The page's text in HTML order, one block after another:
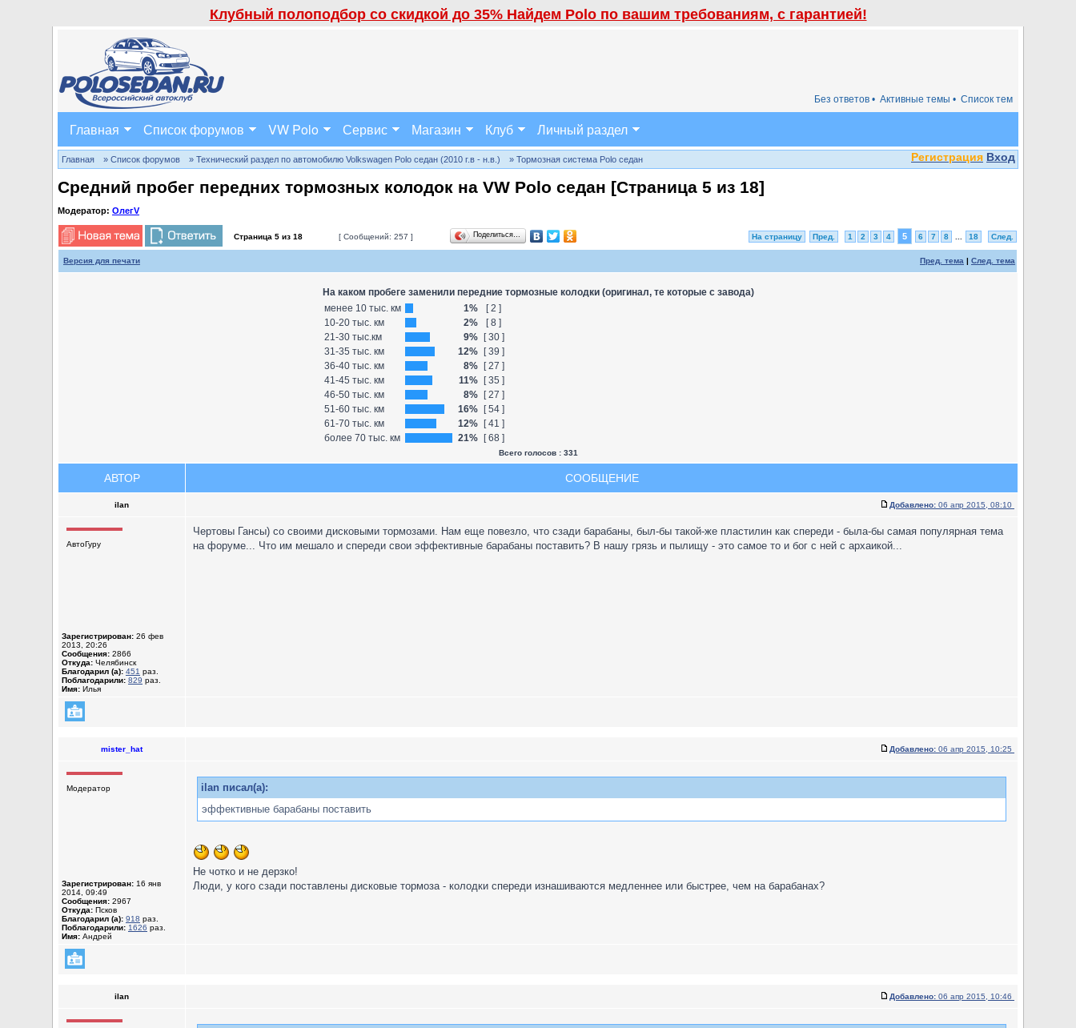
Клубный полоподбор со скидкой до 35% Найдем Polo по вашим требованиям, с гарантией!
Список тем
Активные темы •
Без ответов •
Главная Список форумов VW Polo Сервис Магазин Клуб Личный раздел
Регистрация Вход
Главная » Список форумов » Технический раздел по автомобилю Volkswagen Polo седан (2010 г.в - н.в.) » Тормозная система Polo седан
Средний пробег передних тормозных колодок на VW Polo седан [Страница 5 из 18]
Модератор: ОлегV
Страница 5 из 18 [ Сообщений: 257 ] Поделиться… На страницу Пред. 1 2 3 4 5 6 7 8 18 След.
Версия для печати Пред. тема | След. тема
На каком пробеге заменили передние тормозные колодки (оригинал, те которые с завода)
менее 10 тыс. км
1%
[ 2 ]
10-20 тыс. км
2%
[ 8 ]
21-30 тыс.км
9%
[ 30 ]
31-35 тыс. км
12%
[ 39 ]
36-40 тыс. км
8%
[ 27 ]
41-45 тыс. км
11%
[ 35 ]
46-50 тыс. км
8%
[ 27 ]
51-60 тыс. км
16%
[ 54 ]
61-70 тыс. км
12%
[ 41 ]
более 70 тыс. км
21% [ 68 ]
Всего голосов : 331
АВТОР СООБЩЕНИЕ
ilan Добавлено: 06 апр 2015, 08:10
АвтоГуру
Зарегистрирован: 26 фев
2013, 20:26
Сообщения: 2866
Откуда: Челябинск
Благодарил (а): 451 раз.
Поблагодарили: 829 раз.
Имя: Илья
Чертовы Гансы) со своими дисковыми тормозами. Нам еще повезло, что сзади барабаны, был-бы такой-же пластилин как спереди - была-бы самая популярная тема
на форуме... Что им мешало и спереди свои эффективные барабаны поставить? В нашу грязь и пылищу - это самое то и бог с ней с архаикой...
mister_hat Добавлено: 06 апр 2015, 10:25
Модератор
Зарегистрирован: 16 янв
2014, 09:49
Сообщения: 2967
Откуда: Псков
Благодарил (а): 918 раз.
Поблагодарили: 1626 раз.
Имя: Андрей
ilan писал(а):
эффективные барабаны поставить
Не чотко и не дерзко!
Люди, у кого сзади поставлены дисковые тормоза - колодки спереди изнашиваются медленнее или быстрее, чем на барабанах?
ilan Добавлено: 06 апр 2015, 10:46